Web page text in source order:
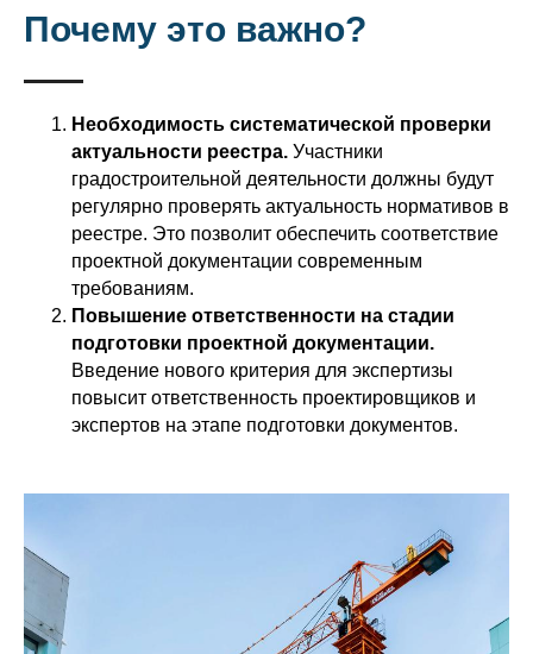
Почему это важно?
Необходимость систематической проверки
актуальности реестра. Участники
градостроительной деятельности должны будут
регулярно проверять актуальность нормативов в
реестре. Это позволит обеспечить соответствие
проектной документации современным
требованиям.
Повышение ответственности на стадии
подготовки проектной документации.
Введение нового критерия для экспертизы
повысит ответственность проектировщиков и
экспертов на этапе подготовки документов.